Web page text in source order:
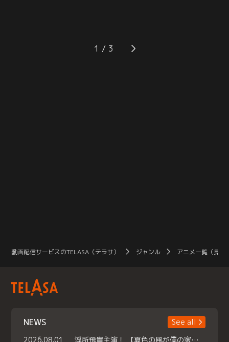
組。寄せ集めのようなチームにむく
れるナルトを尻目に、一人物思いに
隠し」の話を聞く。一方、漁火の看
病でナルトはすっかり快復するが、
1
動画配信サービスのTELASA（テラサ） ジャンル アニメ一覧（見放
NEWS
See all
2026.08.01
浮所飛貴主演！ 【夏色の風が僕の家にやってきた】 本日よりテラサで独占配信スタート！